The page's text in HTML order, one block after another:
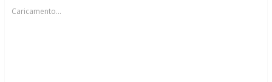
Caricamento...